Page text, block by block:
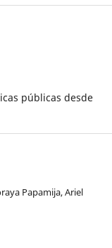
públicas desde
Papamija, Ariel